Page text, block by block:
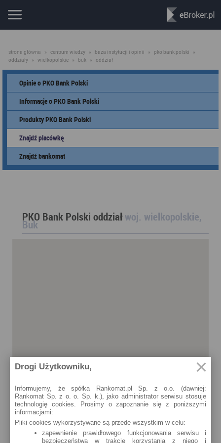
strona główna » centrum wiedzy » baza instytucji i opinii » pko bank polski
»
oddziały » wielkopolskie » buk » oddział
Opinie o PKO Bank Polski
Informacje o PKO Bank Polski
Produkty PKO Bank Polski
Znajdź placówkę
Znajdź bankomat
PKO Bank Polski oddziałwoj. wielkopolskie,
Buk
Drogi Użytkowniku,
Informujemy, że spółka Rankomat.pl Sp. z o.o. (dawniej:
Rankomat Sp. z o. o. Sp. k.), jako administrator serwisu stosuje
technologię cookies. Prosimy o zapoznanie się z poniższymi
informacjami:
Pliki cookies wykorzystywane są przede wszystkim w celu:
zapewnienie prawidłowego funkcjonowania serwisu i
bezpieczeństwa w trakcie korzystania z niego i